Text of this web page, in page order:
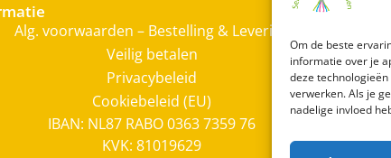
Om de beste
informatie over je
deze
verwerken. Als je
nadelige invloed
Alg. voorwaarden – Bestelling & Levering
Veilig betalen
Privacybeleid
Cookiebeleid (EU)
IBAN: NL87 RABO 0363 7359 76
KVK: 81019629